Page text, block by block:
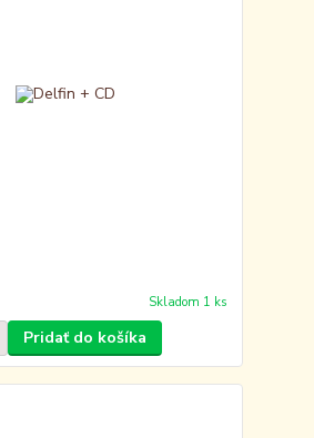
Skladom 1 ks
Pridať do košíka